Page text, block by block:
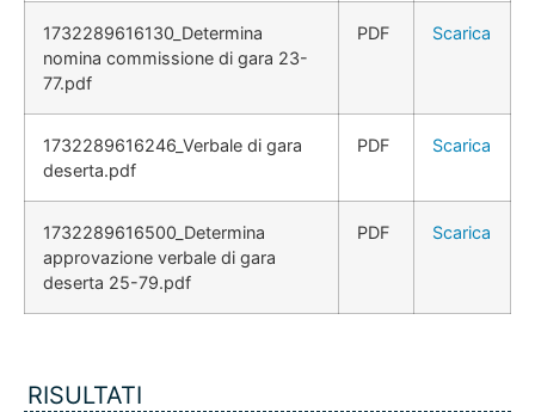
1732289616130_Determina
nomina commissione di gara 23-
77.pdf
PDF Scarica
1732289616246_Verbale di gara
deserta.pdf
PDF Scarica
1732289616500_Determina
approvazione verbale di gara
deserta 25-79.pdf
PDF Scarica
RISULTATI